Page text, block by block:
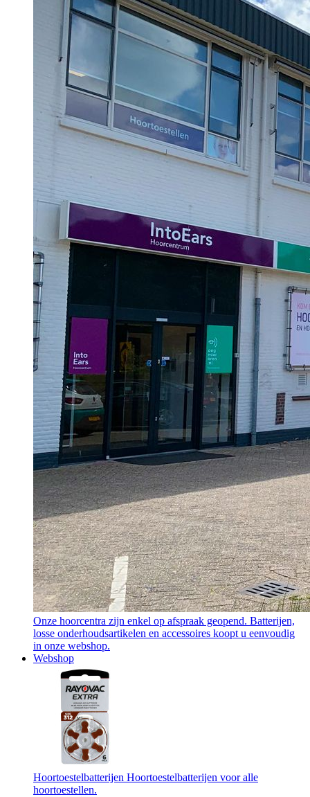
Onze hoorcentra zijn enkel op afspraak geopend. Batterijen,
losse onderhoudsartikelen en accessoires koopt u eenvoudig
in onze webshop.
Webshop
Hoortoestelbatterijen Hoortoestelbatterijen voor alle
hoortoestellen.